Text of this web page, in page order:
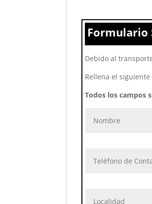
Formulario
Debido al
Rellena el
Todos los campos